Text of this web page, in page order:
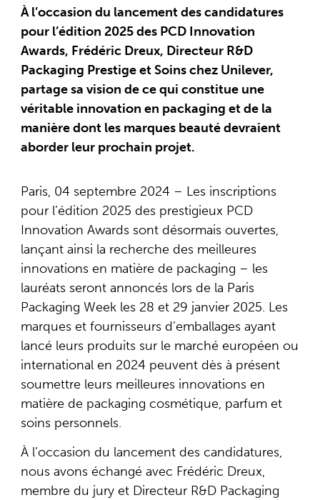
À l’occasion du lancement des candidatures
pour l’édition 2025 des PCD Innovation
Awards, Frédéric Dreux, Directeur R&D
Packaging Prestige et Soins chez Unilever,
partage sa vision de ce qui constitue une
véritable innovation en packaging et de la
manière dont les marques beauté devraient
aborder leur prochain projet.
Paris, 04 septembre 2024 – Les inscriptions
pour l’édition 2025 des prestigieux PCD
Innovation Awards sont désormais ouvertes,
lançant ainsi la recherche des meilleures
innovations en matière de packaging – les
lauréats seront annoncés lors de la Paris
Packaging Week les 28 et 29 janvier 2025. Les
marques et fournisseurs d’emballages ayant
lancé leurs produits sur le marché européen ou
international en 2024 peuvent dès à présent
soumettre leurs meilleures innovations en
matière de packaging cosmétique, parfum et
soins personnels.
À l’occasion du lancement des candidatures,
nous avons échangé avec Frédéric Dreux,
membre du jury et Directeur R&D Packaging